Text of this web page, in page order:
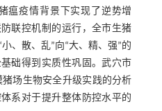
瘟疫情背景下实现了逆势增
联控机制的运行，全市生猪
、散、乱”向“大、精、强”的
础得到实质性巩固。武穴市
猪场生物安全升级实践的分析
系对于提升整体防控水平的